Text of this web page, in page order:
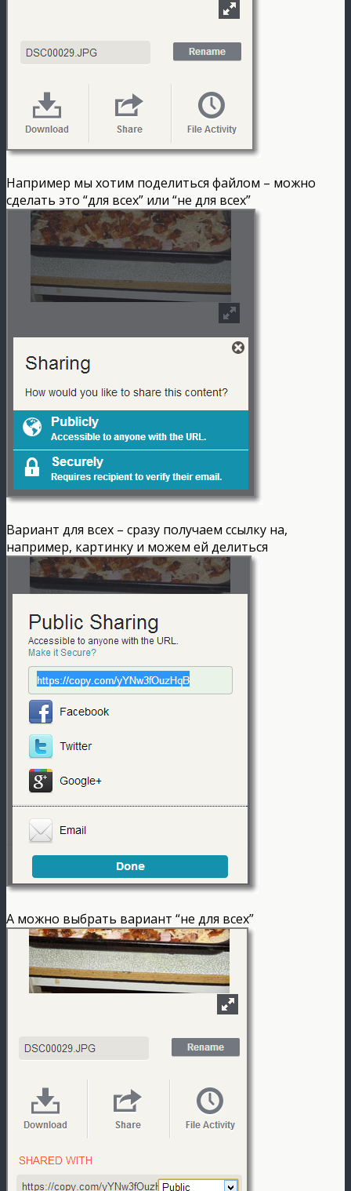
Например мы хотим поделиться файлом – можно
сделать это “для всех” или “не для всех”
Вариант для всех – сразу получаем ссылку на,
например, картинку и можем ей делиться
А можно выбрать вариант “не для всех”